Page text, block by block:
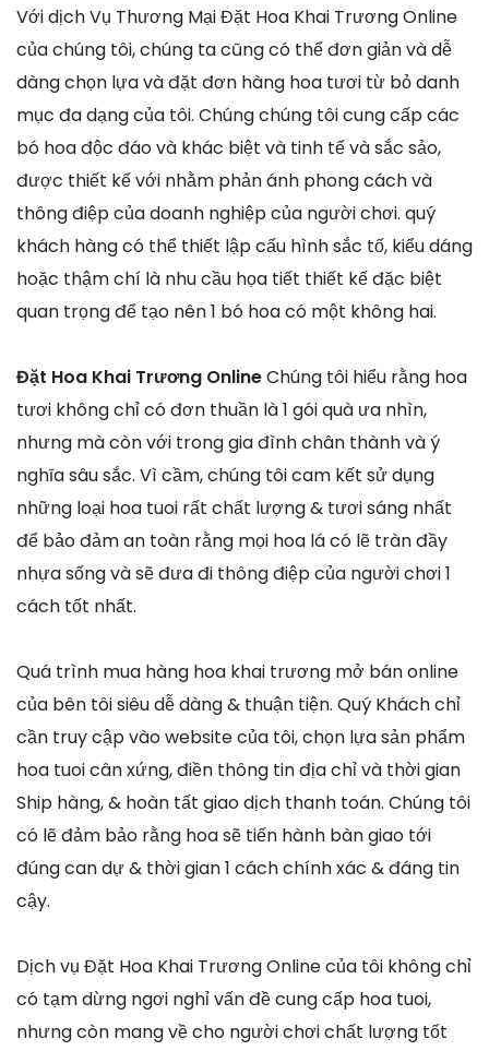
Với dịch Vụ Thương Mại Đặt Hoa Khai Trương Online
của chúng tôi, chúng ta cũng có thể đơn giản và dễ
dàng chọn lựa và đặt đơn hàng hoa tươi từ bỏ danh
mục đa dạng của tôi. Chúng chúng tôi cung cấp các
bó hoa độc đáo và khác biệt và tinh tế và sắc sảo,
được thiết kế với nhằm phản ánh phong cách và
thông điệp của doanh nghiệp của người chơi. quý
khách hàng có thể thiết lập cấu hình sắc tố, kiểu dáng
hoặc thậm chí là nhu cầu họa tiết thiết kế đặc biệt
quan trọng để tạo nên 1 bó hoa có một không hai.
Đặt Hoa Khai Trương OnlineChúng tôi hiểu rằng hoa
tươi không chỉ có đơn thuần là 1 gói quà ưa nhìn,
nhưng mà còn với trong gia đình chân thành và ý
nghĩa sâu sắc. Vì cầm, chúng tôi cam kết sử dụng
những loại hoa tuoi rất chất lượng & tươi sáng nhất
để bảo đảm an toàn rằng mọi hoa lá có lẽ tràn đầy
nhựa sống và sẽ đưa đi thông điệp của người chơi 1
cách tốt nhất.
Quá trình mua hàng hoa khai trương mở bán online
của bên tôi siêu dễ dàng & thuận tiện. Quý Khách chỉ
cần truy cập vào website của tôi, chọn lựa sản phẩm
hoa tuoi cân xứng, điền thông tin địa chỉ và thời gian
Ship hàng, & hoàn tất giao dịch thanh toán. Chúng tôi
có lẽ đảm bảo rằng hoa sẽ tiến hành bàn giao tới
đúng can dự & thời gian 1 cách chính xác & đáng tin
cậy.
Dịch vụ Đặt Hoa Khai Trương Online của tôi không chỉ
có tạm dừng ngơi nghỉ vấn đề cung cấp hoa tuoi,
nhưng còn mang về cho người chơi chất lượng tốt